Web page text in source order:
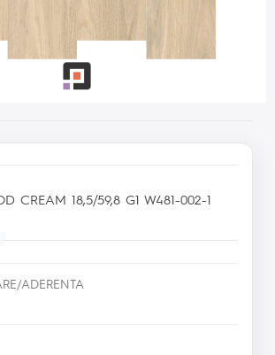
CREAM 18,5/59,8 G1 W481-002-1
ADERENTA